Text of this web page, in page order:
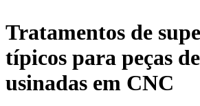
Tratamentos de
típicos para peças
usinadas em CNC